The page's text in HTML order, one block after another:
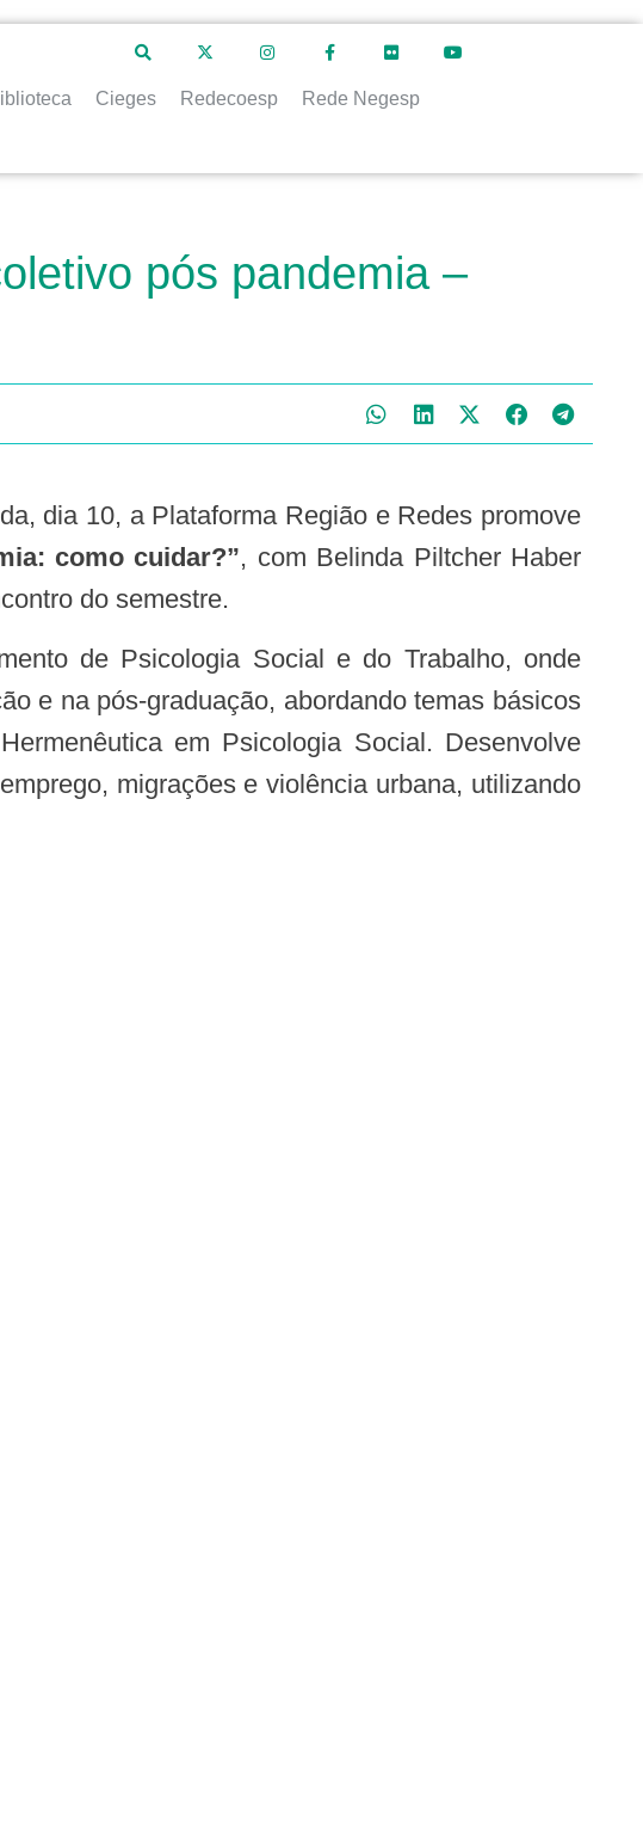
Cieges Redecoesp Rede Negesp
pós pandemia –
como cuidar?”, com Belinda Piltcher Haber
do semestre.
de Psicologia Social e do Trabalho, onde
e na pós-graduação, abordando temas básicos
em Psicologia Social. Desenvolve
migrações e violência urbana, utilizando